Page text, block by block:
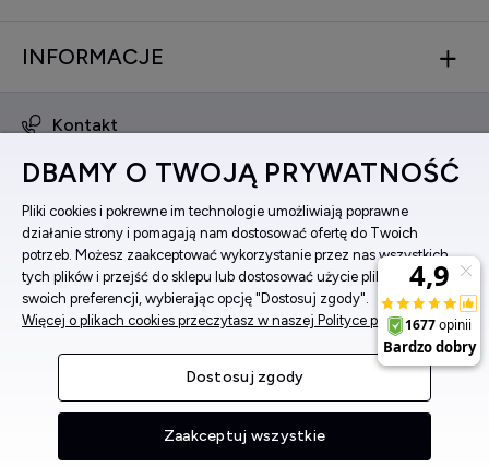
INFORMACJE
Kontakt
573 560 761
ul. Bema 5, 33-100 Tarnów, woj. małopolskie
Facebook
Instagram
Sklep internetowy Shoper Premium
DBAMY O TWOJĄ PRYWATNOŚĆ
Pliki cookies i pokrewne im technologie umożliwiają poprawne
działanie strony i pomagają nam dostosować ofertę do Twoich
potrzeb. Możesz zaakceptować wykorzystanie przez nas wszystkich
tych plików i przejść do sklepu lub dostosować użycie plików do
swoich preferencji, wybierając opcję "Dostosuj zgody".
Więcej o plikach cookies przeczytasz w naszej Polityce prywatności.
Dostosuj zgody
Zaakceptuj wszystkie